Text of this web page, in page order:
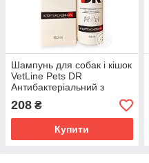
Шампунь для собак і кішок
VetLine Pets DR
Антибактеріальний з
хлоргексидином 150 мл
208 ₴
Купити